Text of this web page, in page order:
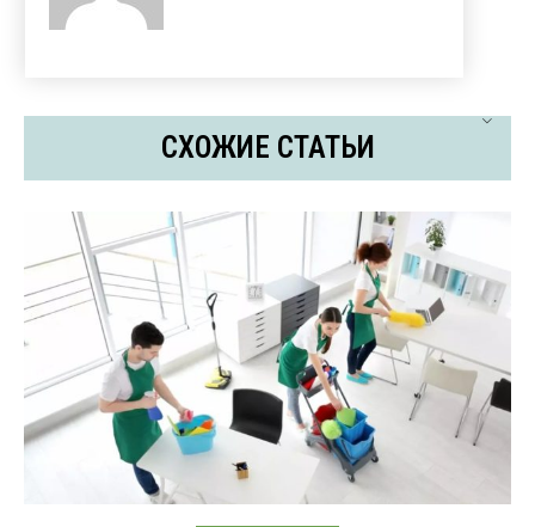
СХОЖИЕ СТАТЬИ